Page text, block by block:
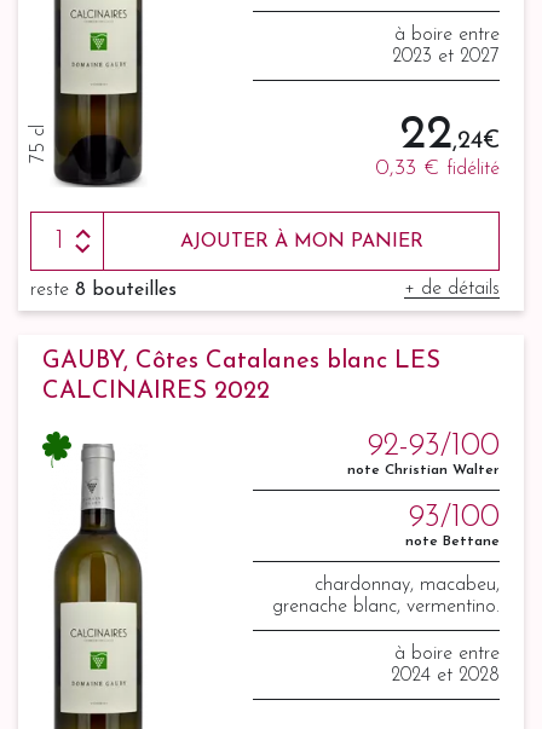
75 cl
à boire entre
2023 et 2027
22,24 €
0,33 € fidélité
AJOUTER À MON PANIER
reste 8 bouteilles + de détails
GAUBY, Côtes Catalanes blanc LES
CALCINAIRES 2022
92-93/100
note Christian Walter
93/100
note Bettane
chardonnay, macabeu,
grenache blanc, vermentino.
à boire entre
2024 et 2028